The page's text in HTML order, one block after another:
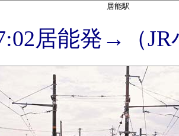
居能駅
居能発→（